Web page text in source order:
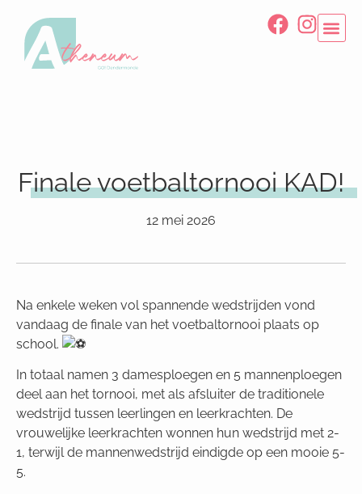
Finale voetbaltornooi KAD!
12 mei 2026
Na enkele weken vol spannende wedstrijden vond
vandaag de finale van het voetbaltornooi plaats op
school.
In totaal namen 3 damesploegen en 5 mannenploegen
deel aan het tornooi, met als afsluiter de traditionele
wedstrijd tussen leerlingen en leerkrachten. De
vrouwelijke leerkrachten wonnen hun wedstrijd met 2-
1, terwijl de mannenwedstrijd eindigde op een mooie 5-
5.